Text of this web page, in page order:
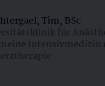
Tim, BSc
für
Intensivmedizin